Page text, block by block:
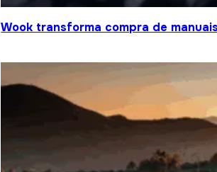
Wook transforma compra de